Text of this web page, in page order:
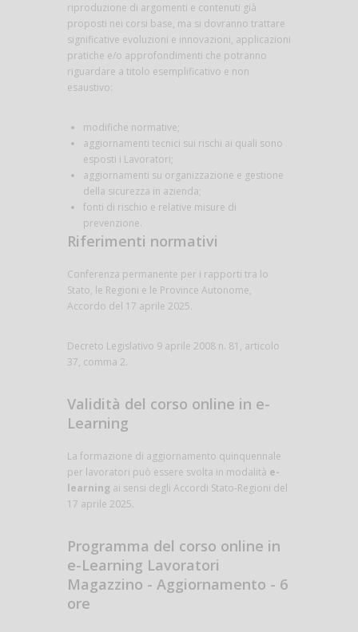
riproduzione di argomenti e contenuti già
proposti nei corsi base, ma si dovranno trattare
significative evoluzioni e innovazioni, applicazioni
pratiche e/o approfondimenti che potranno
riguardare a titolo esemplificativo e non
esaustivo:
modifiche normative;
aggiornamenti tecnici sui rischi ai quali sono
esposti i Lavoratori;
aggiornamenti su organizzazione e gestione
della sicurezza in azienda;
fonti di rischio e relative misure di
prevenzione.
Riferimenti normativi
Conferenza permanente per i rapporti tra lo
Stato, le Regioni e le Province Autonome,
Accordo del 17 aprile 2025.
Decreto Legislativo 9 aprile 2008 n. 81, articolo
37, comma 2.
Validità del corso online in e-
Learning
La formazione di aggiornamento quinquennale
per lavoratori può essere svolta in modalità e-
learning ai sensi degli Accordi Stato-Regioni del
17 aprile 2025.
Programma del corso online in
e-Learning Lavoratori
Magazzino - Aggiornamento - 6
ore